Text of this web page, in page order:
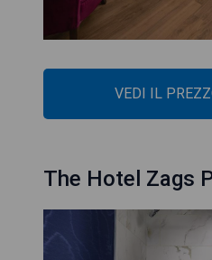
VEDI IL
The Hotel Zags